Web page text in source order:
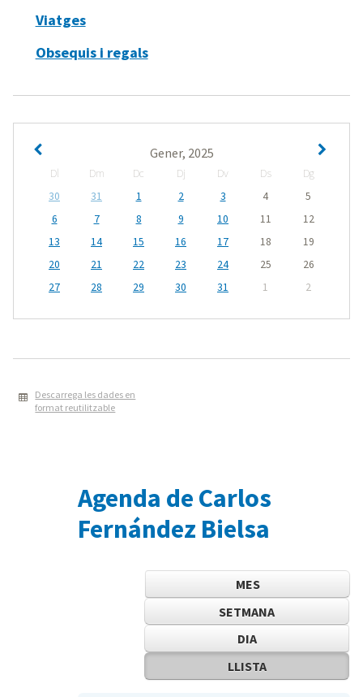
Viatges
Obsequis i regals
Gener, 2025
Dl Dm Dc Dj Dv Ds
Dg
30
31 1 2 3 4
5
6
7 8 9 10 11
12
13
14 15 16 17 18
19
20
21 22 23 24 25
26
27
28 29 30 31 1 2
Descarrega les dades en
format reutilitzable
Agenda de Carlos
Fernández Bielsa
MES
SETMANA
DIA
LLISTA